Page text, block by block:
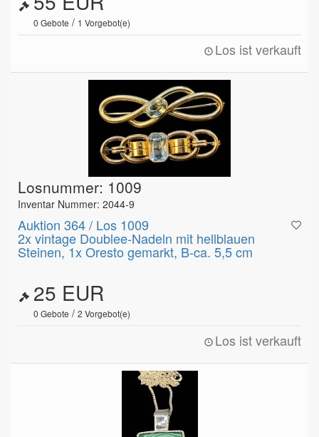
0 Gebote / 1 Vorgebot(e)
Los ist verkauft
Losnummer: 1009
Inventar Nummer: 2044-9
Auktion 364 / Los 1009
2x vintage Doublee-Nadeln mit hellblauen
Steinen, 1x Oresto gemarkt, B-ca. 5,5 cm
25 EUR
0 Gebote / 2 Vorgebot(e)
Los ist verkauft